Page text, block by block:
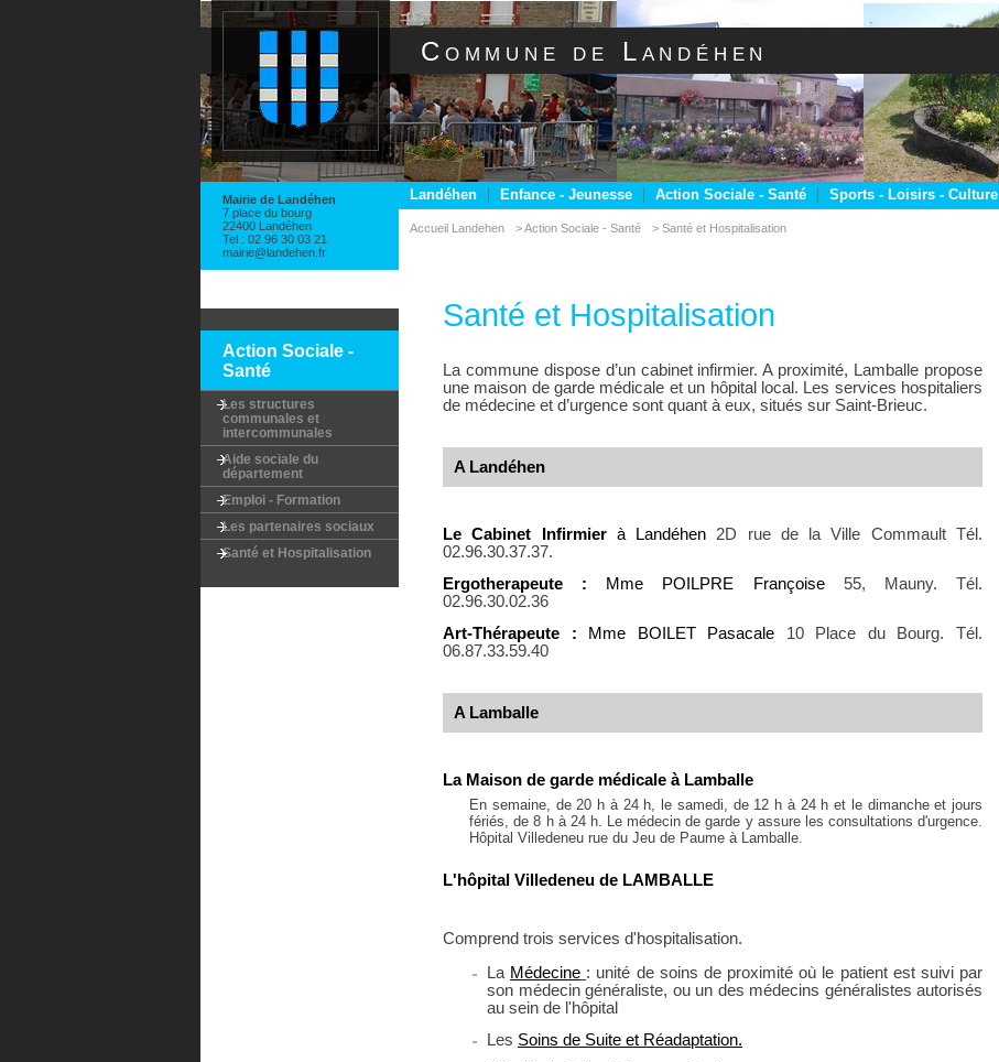
Commune de Landéhen
Mairie de Landéhen
7 place du bourg
22400 Landéhen
Tel : 02 96 30 03 21
mairie@landehen.fr
Landéhen Enfance - Jeunesse Action Sociale - Santé Sports - Loisirs - Culture
Accueil Landehen > Action Sociale - Santé > Santé et Hospitalisation
Action Sociale -
Santé
Les structures
communales et
intercommunales
Aide sociale du
département
Emploi - Formation
Les partenaires sociaux
Santé et Hospitalisation
Santé et Hospitalisation
La commune dispose d’un cabinet infirmier. A proximité, Lamballe propose
une maison de garde médicale et un hôpital local. Les services hospitaliers
de médecine et d’urgence sont quant à eux, situés sur Saint-Brieuc.
A Landéhen
Le Cabinet Infirmier à Landéhen
2D rue de la Ville Commault Tél.
02.96.30.37.37.
Ergotherapeute :
Mme POILPRE Françoise
55, Mauny. Tél.
02.96.30.02.36
Art-Thérapeute :
Mme BOILET Pasacale
10 Place du Bourg. Tél.
06.87.33.59.40
A Lamballe
La Maison de garde médicale à Lamballe
En semaine, de 20 h à 24 h, le samedi, de 12 h à 24 h et le dimanche et jours
fériés, de 8 h à 24 h. Le médecin de garde y assure les consultations d'urgence.
Hôpital Villedeneu rue du Jeu de Paume à Lamballe.
L'hôpital Villedeneu de LAMBALLE
Comprend trois services d'hospitalisation.
La Médecine : unité de soins de proximité où le patient est suivi par
son médecin généraliste, ou un des médecins généralistes autorisés
au sein de l'hôpital
Les Soins de Suite et Réadaptation.